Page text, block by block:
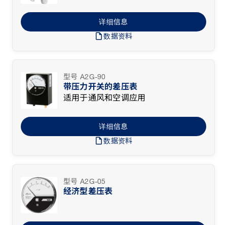
draft数据资料
详细信息
型号 A2G-90
带压力开关的差压表
适用于通风和空调应用
draft数据资料
详细信息
型号 A2G-05
经济型差压表